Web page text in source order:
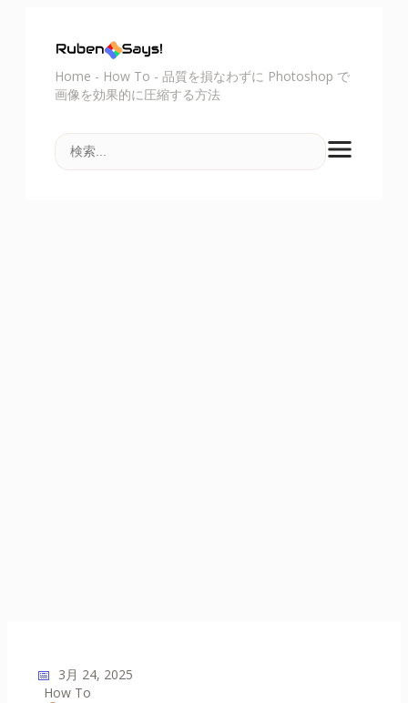
Home - How To - 品質を損なわずに Photoshop で
画像を効果的に圧縮する方法
📅 3月 24, 2025
How To